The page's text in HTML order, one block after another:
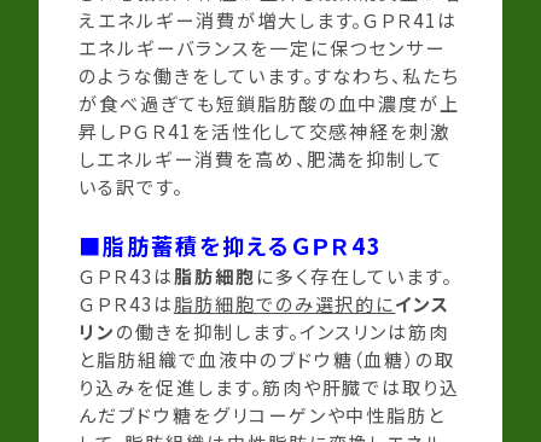
えエネルギー消費が増大します。ＧＰＲ41は
エネルギーバランスを一定に保つセンサー
のような働きをしています。すなわち、私たち
が食べ過ぎても短鎖脂肪酸の血中濃度が上
昇しＰＧＲ41を活性化して交感神経を刺激
しエネルギー消費を高め、肥満を抑制して
いる訳です。
■脂肪蓄積を抑えるＧＰＲ43
ＧＰＲ43は脂肪細胞に多く存在しています。
ＧＰＲ43は脂肪細胞でのみ選択的にインス
リンの働きを抑制します。インスリンは筋肉
と脂肪組織で血液中のブドウ糖（血糖）の取
り込みを促進します。筋肉や肝臓では取り込
んだブドウ糖をグリコーゲンや中性脂肪と